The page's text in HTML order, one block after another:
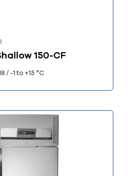
150-CF
/ -1 to +15 °C